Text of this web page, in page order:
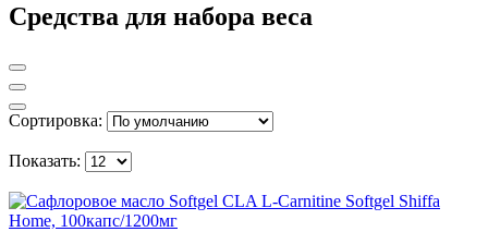
Средства для набора веса
Сортировка:
Показать: